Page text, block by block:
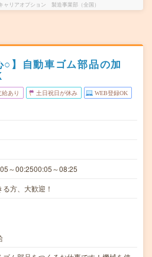
ャリアオプション 製造事業部（全国）
○】自動車ゴム部品の加
あり 土日祝日が休み WEB登録OK
～00:2500:05～08:25
方、大歓迎！